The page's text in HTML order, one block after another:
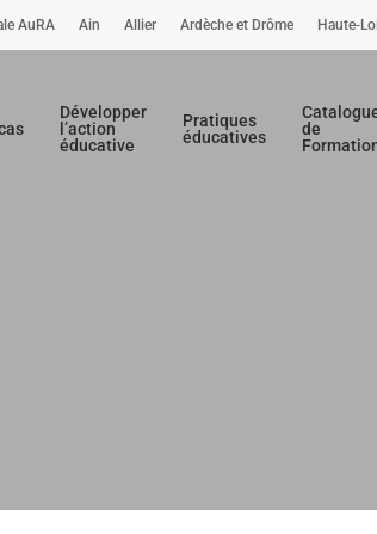
AuRA Ain Allier Ardèche et Drôme Haute-
Développer
l’action
éducative
Pratiques
éducatives
de